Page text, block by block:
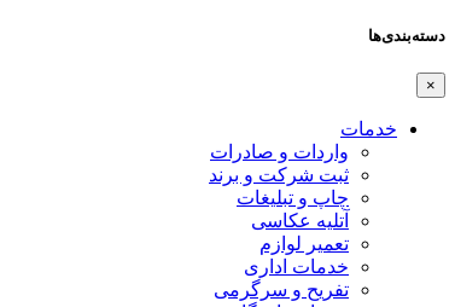
دسته‌بندی‌ها
×
خدمات
واردات و صادرات
ثبت شرکت و برند
چاپ و تبلیغات
آتلیه عکاسی
تعمیر لوازم
خدمات اداری
تفریح و سرگرمی